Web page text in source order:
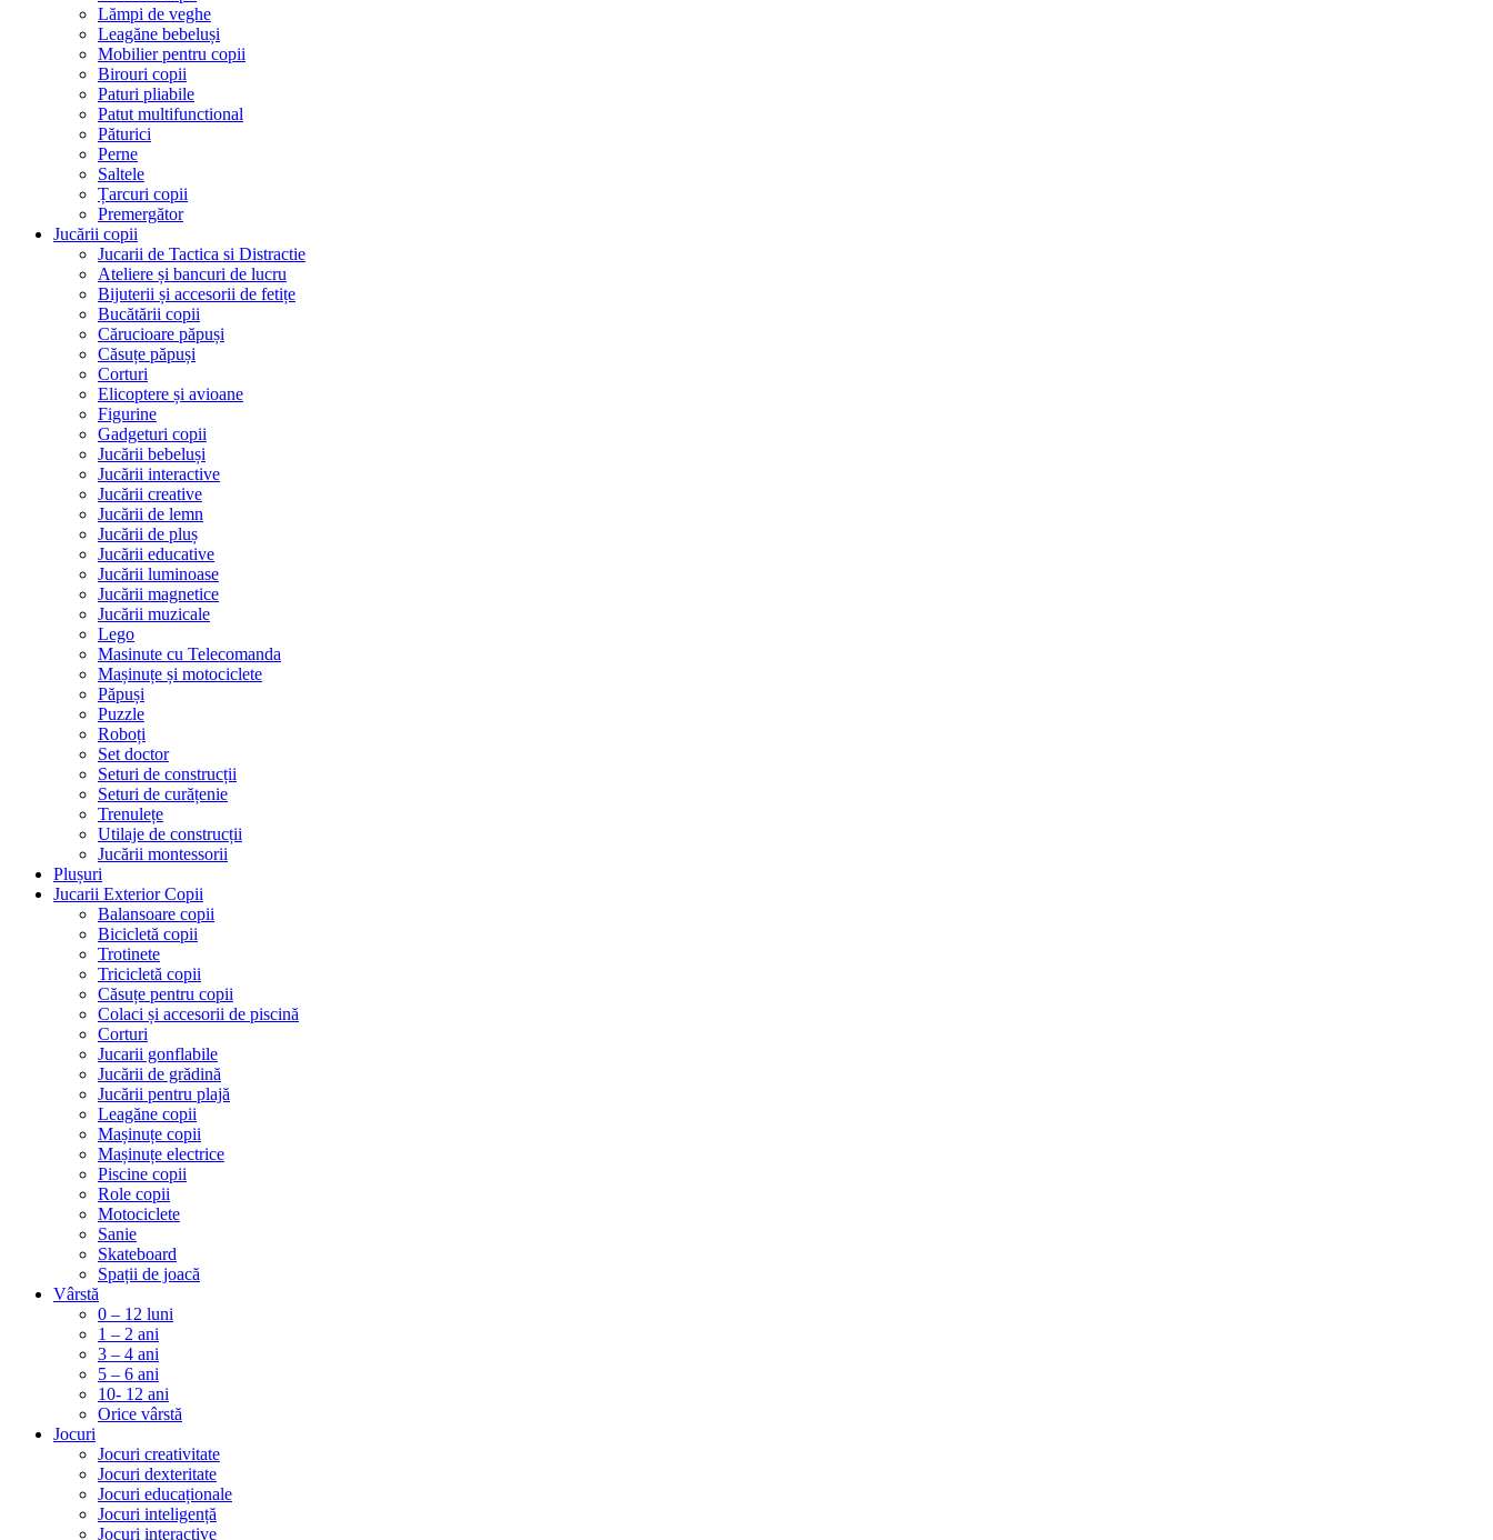
Lămpi de veghe
Leagăne bebeluși
Mobilier pentru copii
Birouri copii
Paturi pliabile
Patut multifunctional
Păturici
Perne
Saltele
Țarcuri copii
Premergător
Jucării copii
Jucarii de Tactica si Distractie
Ateliere și bancuri de lucru
Bijuterii și accesorii de fetițe
Bucătării copii
Cărucioare păpuși
Căsuțe păpuși
Corturi
Elicoptere și avioane
Figurine
Gadgeturi copii
Jucării bebeluși
Jucării interactive
Jucării creative
Jucării de lemn
Jucării de pluș
Jucării educative
Jucării luminoase
Jucării magnetice
Jucării muzicale
Lego
Masinute cu Telecomanda
Mașinuțe și motociclete
Păpuși
Puzzle
Roboți
Set doctor
Seturi de construcții
Seturi de curățenie
Trenulețe
Utilaje de construcții
Jucării montessorii
Plușuri
Jucarii Exterior Copii
Balansoare copii
Bicicletă copii
Trotinete
Tricicletă copii
Căsuțe pentru copii
Colaci și accesorii de piscină
Corturi
Jucarii gonflabile
Jucării de grădină
Jucării pentru plajă
Leagăne copii
Mașinuțe copii
Mașinuțe electrice
Piscine copii
Role copii
Motociclete
Sanie
Skateboard
Spații de joacă
Vârstă
0 – 12 luni
1 – 2 ani
3 – 4 ani
5 – 6 ani
10- 12 ani
Orice vârstă
Jocuri
Jocuri creativitate
Jocuri dexteritate
Jocuri educaționale
Jocuri inteligență
Jocuri interactive